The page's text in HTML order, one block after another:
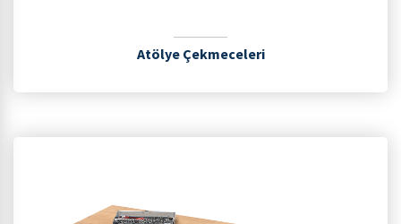
Atölye Çekmeceleri